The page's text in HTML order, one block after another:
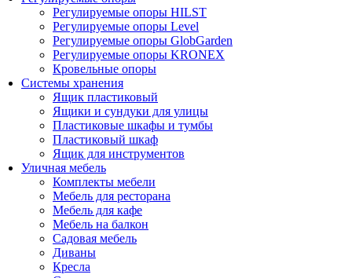
Регулируемые опоры HILST
Регулируемые опоры Level
Регулируемые опоры GlobGarden
Регулируемые опоры KRONEX
Кровельные опоры
Системы хранения
Ящик пластиковый
Ящики и сундуки для улицы
Пластиковые шкафы и тумбы
Пластиковый шкаф
Ящик для инструментов
Уличная мебель
Комплекты мебели
Мебель для ресторана
Мебель для кафе
Мебель на балкон
Садовая мебель
Диваны
Кресла